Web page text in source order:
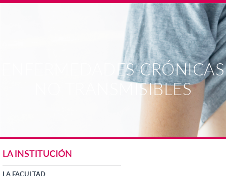
ENFERMEDADES CRÓNICAS
NO TRANSMISIBLES
LA INSTITUCIÓN
LA FACULTAD